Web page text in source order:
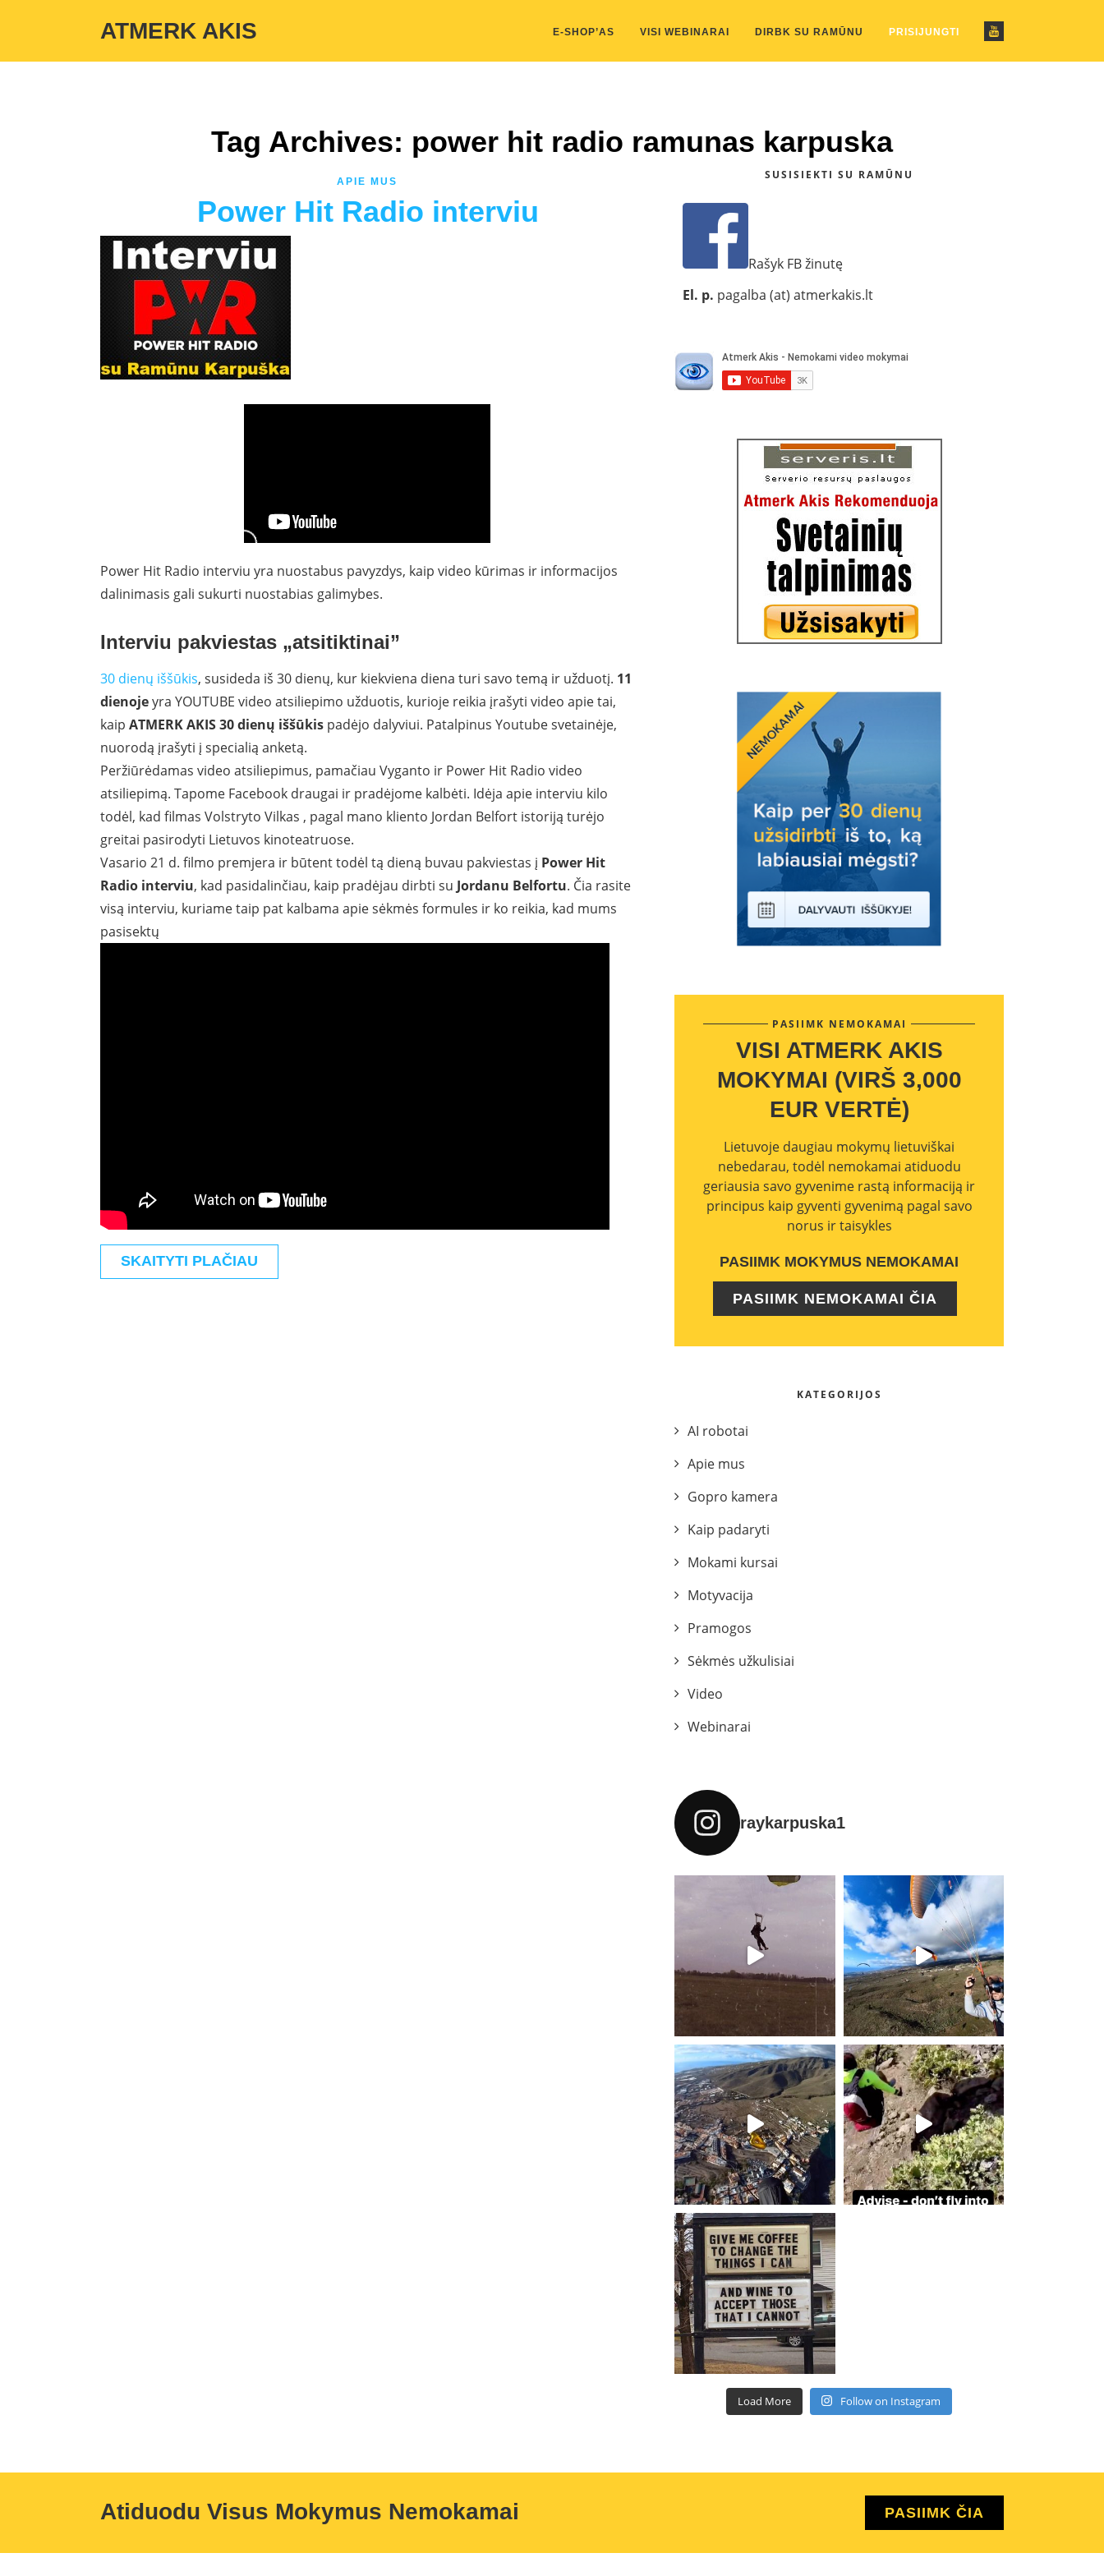
ATMERK AKIS E-SHOP’AS VISI WEBINARAI DIRBK SU RAMŪNU PRISIJUNGTI
Tag Archives: power hit radio ramunas karpuska
APIE MUS
Power Hit Radio interviu
Power Hit Radio interviu yra nuostabus pavyzdys, kaip video kūrimas ir informacijos
dalinimasis gali sukurti nuostabias galimybes.
Interviu pakviestas „atsitiktinai”
30 dienų iššūkis, susideda iš 30 dienų, kur kiekviena diena turi savo temą ir užduotį. 11
dienojeyra YOUTUBE video atsiliepimo užduotis, kurioje reikia įrašyti video apie tai,
kaip ATMERK AKIS 30 dienų iššūkis padėjo dalyviui. Patalpinus Youtube svetainėje,
nuorodą įrašyti į specialią anketą.
Peržiūrėdamas video atsiliepimus, pamačiau Vyganto ir Power Hit Radio video
atsiliepimą. Tapome Facebook draugai ir pradėjome kalbėti. Idėja apie interviu kilo
todėl, kad filmas Volstryto Vilkas , pagal mano kliento Jordan Belfort istoriją turėjo
greitai pasirodyti Lietuvos kinoteatruose.
Vasario 21 d. filmo premjera ir būtent todėl tą dieną buvau pakviestas į Power Hit
Radio interviu, kad pasidalinčiau, kaip pradėjau dirbti su Jordanu Belfortu. Čia rasite
visą interviu, kuriame taip pat kalbama apie sėkmės formules ir ko reikia, kad mums
pasisektų
SKAITYTI PLAČIAU
SUSISIEKTI SU RAMŪNU
Rašyk FB žinutę
El. p. pagalba (at) atmerkakis.lt
PASIIMK NEMOKAMAI
VISI ATMERK AKIS
MOKYMAI (VIRŠ 3,000
EUR VERTĖ)
Lietuvoje daugiau mokymų lietuviškai
nebedarau, todėl nemokamai atiduodu
geriausia savo gyvenime rastą informaciją ir
principus kaip gyventi gyvenimą pagal savo
norus ir taisykles
PASIIMK MOKYMUS NEMOKAMAI
PASIIMK NEMOKAMAI ČIA
KATEGORIJOS
AI robotai
Apie mus
Gopro kamera
Kaip padaryti
Mokami kursai
Motyvacija
Pramogos
Sėkmės užkulisiai
Video
Webinarai
raykarpuska1
Load More Follow on Instagram
Atiduodu Visus Mokymus Nemokamai PASIIMK ČIA